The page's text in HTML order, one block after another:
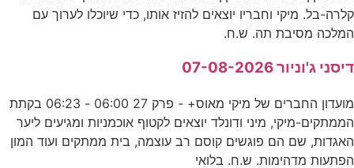
קלרה-בל. מיקי וחבריו יוצאים להזיז אותו, כדי שיוכלו לערוך עם
המלכה מסיבת תה. ש.ח.
דיסני ג'וניור 07-08-2026
מועדון החברים של מיקי מאוס+ - פרק 27 06:00 - 06:23 בקתת
הממתקים-מיקי, מיני ודונלד יוצאים לקטוף אוכמניות ומגיעים ליער
האגדות, שם הם פוגשים קוסם רב עוצמה, בית ממתקים ועוד המון
הפתעות מדהימות. ש.ח. בלואי